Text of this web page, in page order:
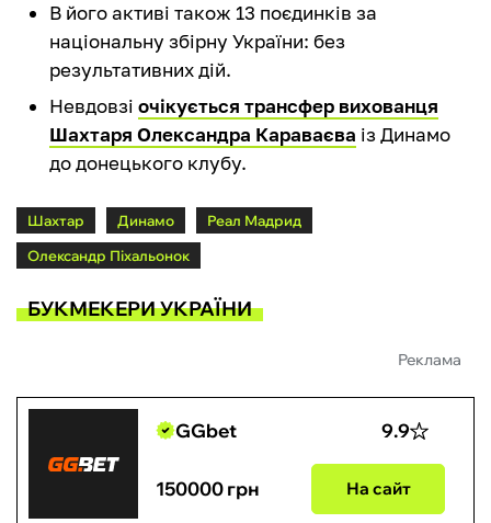
В його активі також 13 поєдинків за
національну збірну України: без
результативних дій.
Невдовзі очікується трансфер вихованця
Шахтаря Олександра Караваєва із Динамо
до донецького клубу.
Шахтар Динамо
Реал Мадрид
Олександр Піхальонок
БУКМЕКЕРИ УКРАЇНИ
Реклама
GGbet 9.9
150000 грн На сайт